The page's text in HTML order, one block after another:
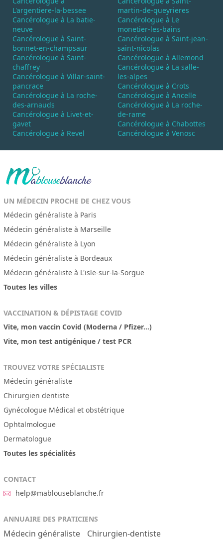
L'argentiere-la-bessee
Cancérologue à La batie-
neuve
Cancérologue à Saint-
bonnet-en-champsaur
Cancérologue à Saint-
chaffrey
Cancérologue à Villar-saint-
pancrace
Cancérologue à La roche-
des-arnauds
Cancérologue à Livet-et-
gavet
Cancérologue à Revel
martin-de-queyrieres
Cancérologue à Le
monetier-les-bains
Cancérologue à Saint-jean-
saint-nicolas
Cancérologue à Allemond
Cancérologue à La salle-
les-alpes
Cancérologue à Crots
Cancérologue à Ancelle
Cancérologue à La roche-
de-rame
Cancérologue à Chabottes
Cancérologue à Venosc
UN MÉDECIN PROCHE DE CHEZ VOUS
Médecin généraliste à Paris
Médecin généraliste à Marseille
Médecin généraliste à Lyon
Médecin généraliste à Bordeaux
Médecin généraliste à L'isle-sur-la-Sorgue
Toutes les villes
VACCINATION & DÉPISTAGE COVID
Vite, mon vaccin Covid (Moderna / Pfizer...)
Vite, mon test antigénique / test PCR
TROUVEZ VOTRE SPÉCIALISTE
Médecin généraliste
Chirurgien dentiste
Gynécologue Médical et obstétrique
Ophtalmologue
Dermatologue
Toutes les spécialités
CONTACT
help@mablouseblanche.fr
ANNUAIRE DES PRATICIENS
Médecin généraliste Chirurgien-dentiste